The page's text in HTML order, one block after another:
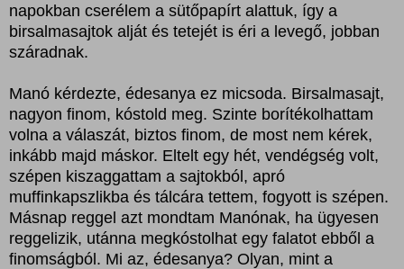
napokban cserélem a sütőpapírt alattuk, így a
birsalmasajtok alját és tetejét is éri a levegő, jobban
száradnak.
Manó kérdezte, édesanya ez micsoda. Birsalmasajt,
nagyon finom, kóstold meg. Szinte borítékolhattam
volna a válaszát, biztos finom, de most nem kérek,
inkább majd máskor. Eltelt egy hét, vendégség volt,
szépen kiszaggattam a sajtokból, apró
muffinkapszlikba és tálcára tettem, fogyott is szépen.
Másnap reggel azt mondtam Manónak, ha ügyesen
reggelizik, utánna megkóstolhat egy falatot ebből a
finomságból. Mi az, édesanya? Olyan, mint a